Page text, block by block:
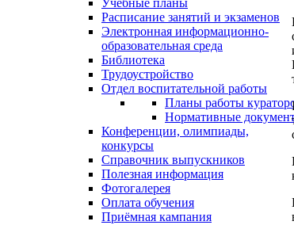
Учебные планы
Расписание занятий и экзаменов
Электронная информационно-
образовательная среда
Библиотека
Трудоустройство
Отдел воспитательной работы
Планы работы
Нормативные
Конференции, олимпиады,
конкурсы
Справочник выпускников
Полезная информация
Фотогалерея
Оплата обучения
Приёмная кампания